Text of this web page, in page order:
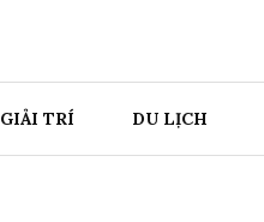
GIẢI TRÍ DU LỊCH